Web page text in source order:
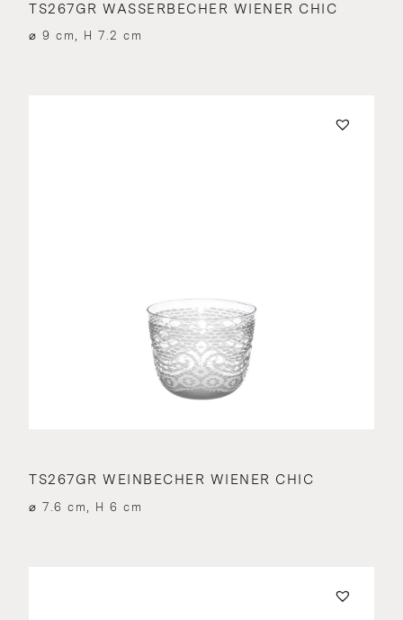
TS267GR WASSERBECHER WIENER CHIC
⌀ 9 cm, H 7.2 cm
TS267GR WEINBECHER WIENER CHIC
⌀ 7.6 cm, H 6 cm